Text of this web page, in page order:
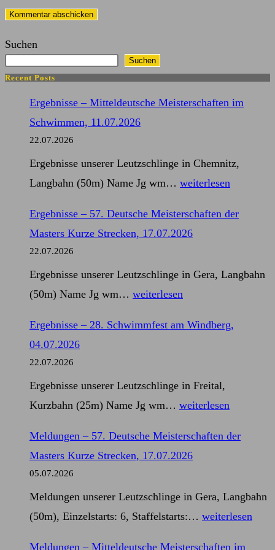
Kommentieren
zum
ein
ein
Suchen
Suchen
Recent Posts
Ergebnisse – Mitteldeutsche Meisterschaften im
Schwimmen, 11.07.2026
22.07.2026
Ergebnisse unserer Leutzschlinge in Chemnitz,
Langbahn (50m) Name Jg wm… Ergebnisse
Mitteldeutsche
Meisterschaften
Schwimmen,
11.07.2026
weiterlesen
Ergebnisse – 57. Deutsche Meisterschaften der
Masters Kurze Strecken, 17.07.2026
22.07.2026
Ergebnisse unserer Leutzschlinge in Gera, Langbahn
(50m) Name Jg wm… Ergebnisse
57.
der
Masters
Kurze
Strecken,
weiterlesen
Ergebnisse – 28. Schwimmfest am Windberg,
04.07.2026
22.07.2026
Ergebnisse unserer Leutzschlinge in Freital,
Kurzbahn (25m) Name Jg wm… Ergebnisse
28.
Schwimmfest
Windberg,
04.07.2026
weiterlesen
Meldungen – 57. Deutsche Meisterschaften der
Masters Kurze Strecken, 17.07.2026
05.07.2026
Meldungen unserer Leutzschlinge in Gera, Langbahn
(50m), Einzelstarts: 6, Staffelstarts:… Meldungen
weiterlesen
Meldungen – Mitteldeutsche Meisterschaften im